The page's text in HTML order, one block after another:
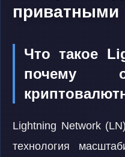
приватными
Что такое
почему
Lightning Network
технология